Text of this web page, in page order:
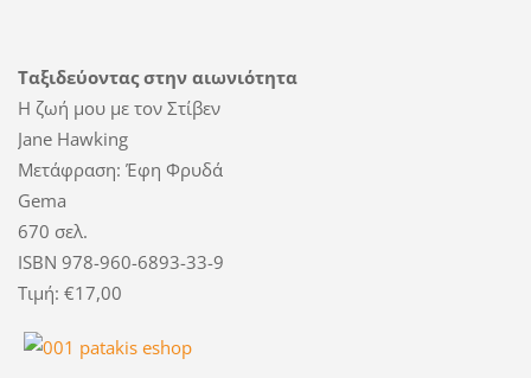
Ταξιδεύοντας στην αιωνιότητα
Η ζωή μου με τον Στίβεν
Jane Hawking
Μετάφραση: Έφη Φρυδά
Gema
670 σελ.
ISBN 978-960-6893-33-9
Τιμή: €17,00